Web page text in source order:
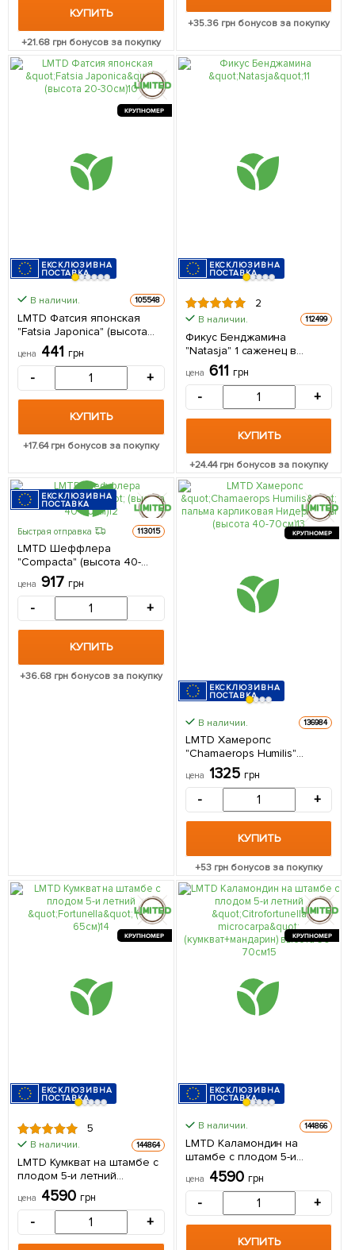
КУПИТЬ
+21.68 грн бонусов за покупку
+35.36 грн бонусов за покупку
КРУПНОМЕР
ЕКСКЛЮЗИВНА
ПОСТАВКА
В наличии. 105548
LMTD Фатсия японская
"Fatsia Japonica" (высота
20-30см) из Нидерландов 1
саженец в упаковке
цена 441 грн
- +
КУПИТЬ
+17.64грн бонусов за покупку
ЕКСКЛЮЗИВНА
ПОСТАВКА
2
В наличии. 112499
Фикус Бенджамина
"Natasja" 1 саженец в
упаковке (комнатный)
Нидерланды
цена 611 грн
- +
КУПИТЬ
+24.44грн бонусов за покупку
ЕКСКЛЮЗИВНА
ПОСТАВКА
Быстрая отправка 113015
LMTD Шеффлера
"Compacta" (высота 40-
60см) из Нидерландов 1
саженец в упаковке
цена 917 грн
- +
КУПИТЬ
+36.68 грн бонусов за покупку
КРУПНОМЕР
ЕКСКЛЮЗИВНА
ПОСТАВКА
В наличии. 136984
LMTD Хамеропс
"Chamaerops Humilis"
пальма карликовая
Нидерланды (высота 40-
саженец в упаковке
(комнатный)
цена 1325 грн
- +
КУПИТЬ
+53 грн бонусов за покупку
КРУПНОМЕР
ЕКСКЛЮЗИВНА
ПОСТАВКА
5
В наличии. 144864
LMTD Кумкват на штамбе с
плодом 5-и летний
"Fortunella" (45-65см) из
Нидерландов 1 саженец в
цена 4590 грн
- +
КРУПНОМЕР
ЕКСКЛЮЗИВНА
ПОСТАВКА
В наличии. 144866
LMTD Каламондин на
штамбе с плодом 5-и
летний "Citrofortunella
microcarpa"
(кумкват+мандарин) высота
50-70см из Нидерландов 1
саженец в упаковке
(комнатный)
цена 4590 грн
- +
КУПИТЬ